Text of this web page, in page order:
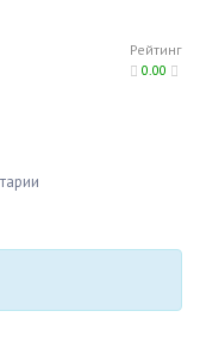
Рейтинг
0.00